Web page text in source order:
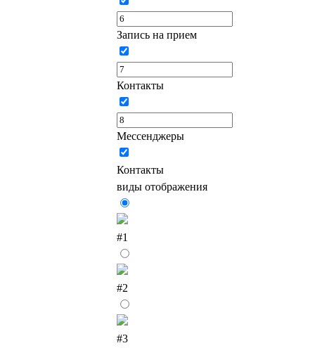
Запись на прием
Контакты
Мессенджеры
Контакты
виды отображения
#1
#2
#3